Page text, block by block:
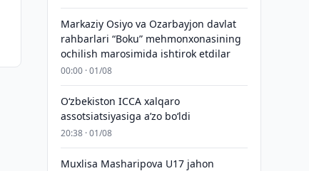
Markaziy Osiyo va Ozarbayjon davlat
rahbarlari “Boku” mehmonxonasining
ochilish marosimida ishtirok etdilar
00:00 · 01/08
O‘zbekiston ICCA xalqaro
assotsiatsiyasiga aʼzo bo‘ldi
20:38 · 01/08
Muxlisa Masharipova U17 jahon